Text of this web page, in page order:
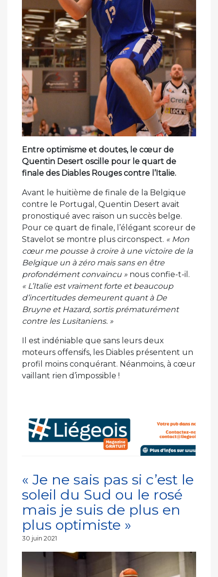
Entre optimisme et doutes, le cœur de
Quentin Desert oscille pour le quart de
finale des Diables Rouges contre l’Italie.
Avant le huitième de finale de la Belgique
contre le Portugal, Quentin Desert avait
pronostiqué avec raison un succès belge.
Pour ce quart de finale, l’élégant scoreur de
Stavelot se montre plus circonspect. « Mon
cœur me pousse à croire à une victoire de la
Belgique un à zéro mais sans en être
profondément convaincu » nous confie-t-il.
« L’Italie est vraiment forte et beaucoup
d’incertitudes demeurent quant à De
Bruyne et Hazard, sortis prématurément
contre les Lusitaniens. »
Il est indéniable que sans leurs deux
moteurs offensifs, les Diables présentent un
profil moins conquérant. Néanmoins, à cœur
vaillant rien d’impossible !
« Je ne sais pas si c’est le
soleil du Sud ou le rosé
mais je suis de plus en
plus optimiste »
Publié
30 juin 2021